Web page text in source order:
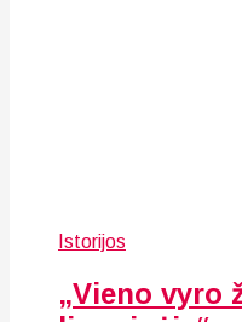
Istorijos
„Vieno vyro